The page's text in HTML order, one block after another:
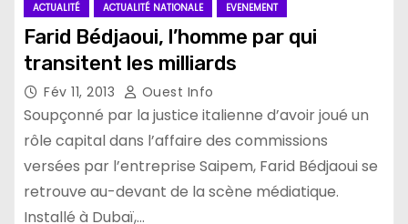
ACTUALITÉ ACTUALITÉ NATIONALE EVENEMENT
Farid Bédjaoui, l’homme par qui
transitent les milliards
Fév 11, 2013 Ouest Info
Soupçonné par la justice italienne d’avoir joué un
rôle capital dans l’affaire des commissions
versées par l’entreprise Saipem, Farid Bédjaoui se
retrouve au-devant de la scène médiatique.
Installé à Dubaï,…